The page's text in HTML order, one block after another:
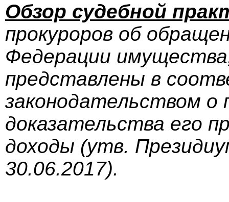
Обзор судебной
прокуроров об
Федерации
представлены в
законодательством о
доказательства его
доходы (утв.
30.06.2017).